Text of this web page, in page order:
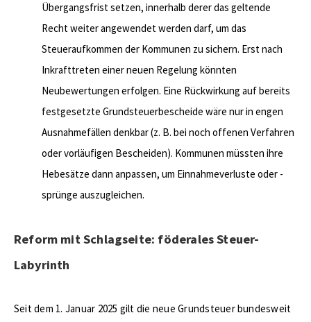
Übergangsfrist setzen, innerhalb derer das geltende
Recht weiter angewendet werden darf, um das
Steueraufkommen der Kommunen zu sichern. Erst nach
Inkrafttreten einer neuen Regelung könnten
Neubewertungen erfolgen. Eine Rückwirkung auf bereits
festgesetzte Grundsteuerbescheide wäre nur in engen
Ausnahmefällen denkbar (z. B. bei noch offenen Verfahren
oder vorläufigen Bescheiden). Kommunen müssten ihre
Hebesätze dann anpassen, um Einnahmeverluste oder -
sprünge auszugleichen.
Reform mit Schlagseite: föderales Steuer-
Labyrinth
Seit dem 1. Januar 2025 gilt die neue Grundsteuer bundesweit